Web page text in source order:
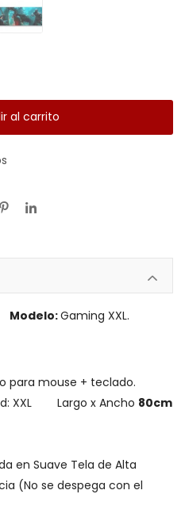
al carrito
Modelo:Gaming XXL.
para mouse + teclado.
XXL Largo x Ancho 80cm
en Suave Tela de Alta
(No se despega con el